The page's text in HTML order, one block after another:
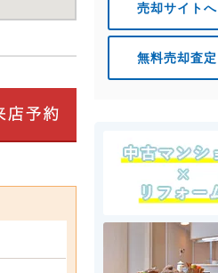
売却サイトへ
無料売却査定